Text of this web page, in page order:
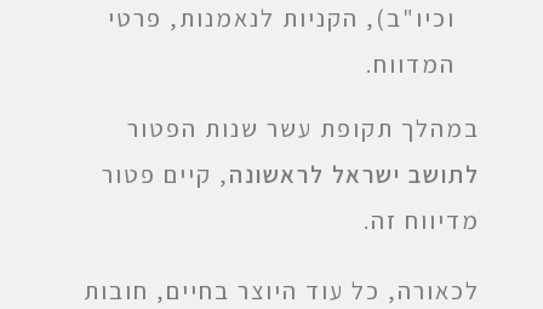
וכיו"ב), הקניות לנאמנות, פרטי
המדווח.
במהלך תקופת עשר שנות הפטור
לתושב ישראל לראשונה, קיים פטור
מדיווח זה.
לכאורה, כל עוד היוצר בחיים, חובות